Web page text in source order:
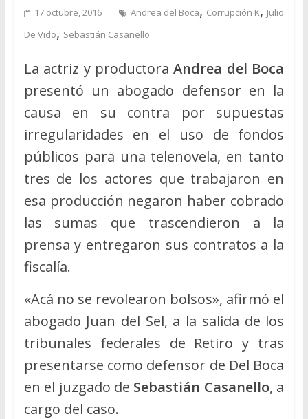
17 octubre, 2016 Andrea del Boca, Corrupción K, Julio
De Vido, Sebastián Casanello
La actriz y productoraAndrea del Boca
presentó un abogado defensor en la
causa en su contra por supuestas
irregularidades en el uso de fondos
públicos para una telenovela, en tanto
tres de los actores que trabajaron en
esa producción negaron haber cobrado
las sumas que trascendieron a la
prensa y entregaron sus contratos a la
fiscalía.
«Acá no se revolearon bolsos», afirmó el
abogado Juan del Sel, a la salida de los
tribunales federales de Retiro y tras
presentarse como defensor de Del Boca
en el juzgado de Sebastián Casanello, a
cargo del caso.